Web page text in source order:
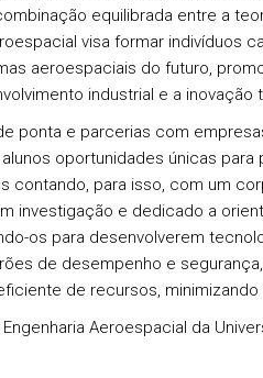
equilibrada entre a
visa formar indivíduos
aeroespaciais do futuro,
industrial e a inovação
ponta e parcerias com
oportunidades únicas para
contando, para isso, com um
investigação e dedicado a
os para desenvolverem
de desempenho e
de recursos,
Aeroespacial da